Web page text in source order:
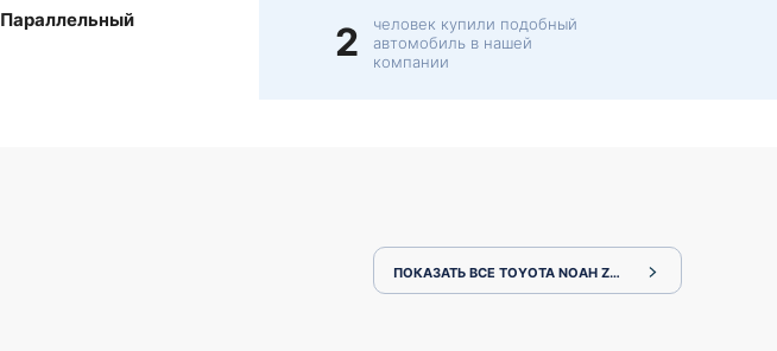
Параллельный 2
человек купили подобный
автомобиль в нашей
компании
ПОКАЗАТЬ ВСЕ TOYOTA NOAH ZWR80W